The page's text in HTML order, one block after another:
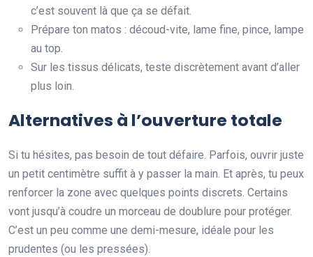
c’est souvent là que ça se défait.
Prépare ton matos : découd-vite, lame fine, pince, lampe
au top.
Sur les tissus délicats, teste discrètement avant d’aller
plus loin.
Alternatives à l’ouverture totale
Si tu hésites, pas besoin de tout défaire. Parfois, ouvrir juste
un petit centimètre suffit à y passer la main. Et après, tu peux
renforcer la zone avec quelques points discrets. Certains
vont jusqu’à coudre un morceau de doublure pour protéger.
C’est un peu comme une demi-mesure, idéale pour les
prudentes (ou les pressées).